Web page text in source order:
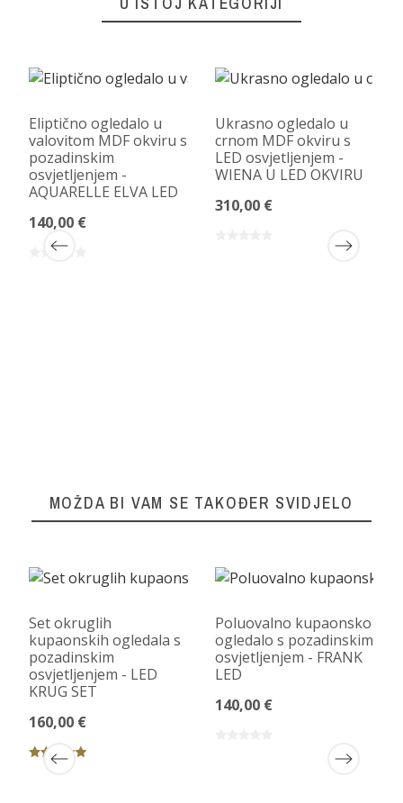
Eliptično ogledalo u
valovitom MDF okviru s
pozadinskim
osvjetljenjem -
AQUARELLE ELVA LED
140,00 €
Ukrasno ogledalo u
crnom MDF okviru s
LED osvjetljenjem -
WIENA U LED OKVIRU
310,00 €
MOŽDA BI VAM SE TAKOĐER SVIDJELO
Set okruglih
kupaonskih ogledala s
pozadinskim
osvjetljenjem - LED
KRUG SET
160,00 €
Poluovalno kupaonsko
ogledalo s pozadinskim
osvjetljenjem - FRANK
LED
140,00 €